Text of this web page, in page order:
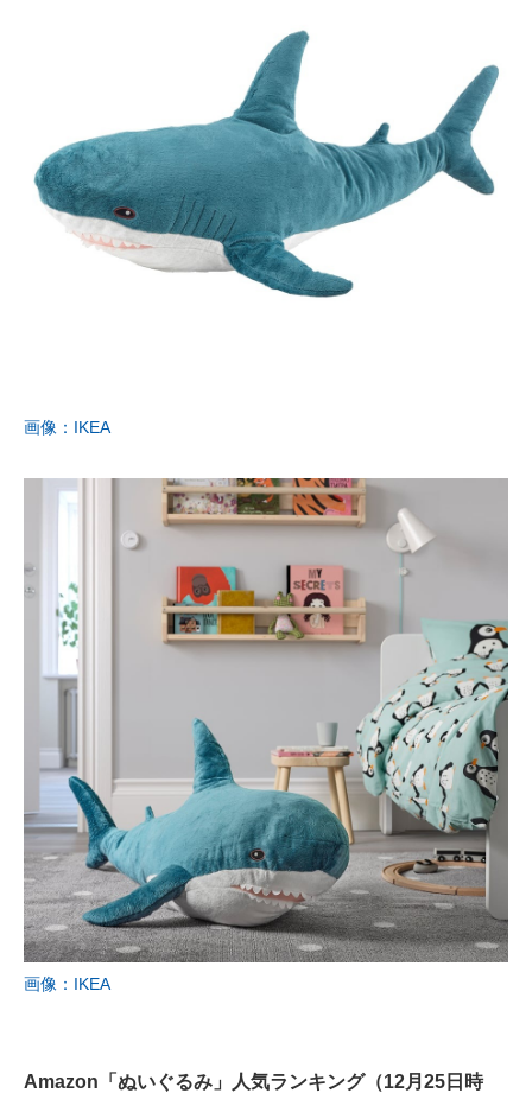
画像：IKEA
画像：IKEA
Amazon「ぬいぐるみ」人気ランキング（12月25日時